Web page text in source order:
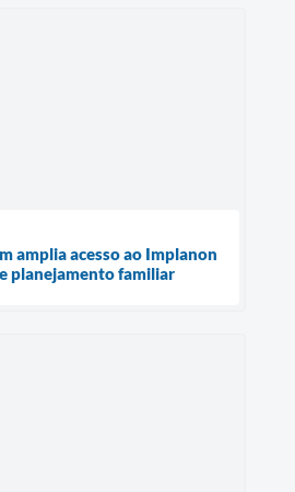
amplia acesso ao Implanon
planejamento familiar